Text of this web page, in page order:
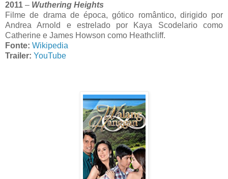
2011 – Wuthering Heights
Filme de drama de época, gótico romântico, dirigido por
Andrea Arnold e estrelado por Kaya Scodelario como
Catherine e James Howson como Heathcliff.
Fonte: Wikipedia
Trailer: YouTube